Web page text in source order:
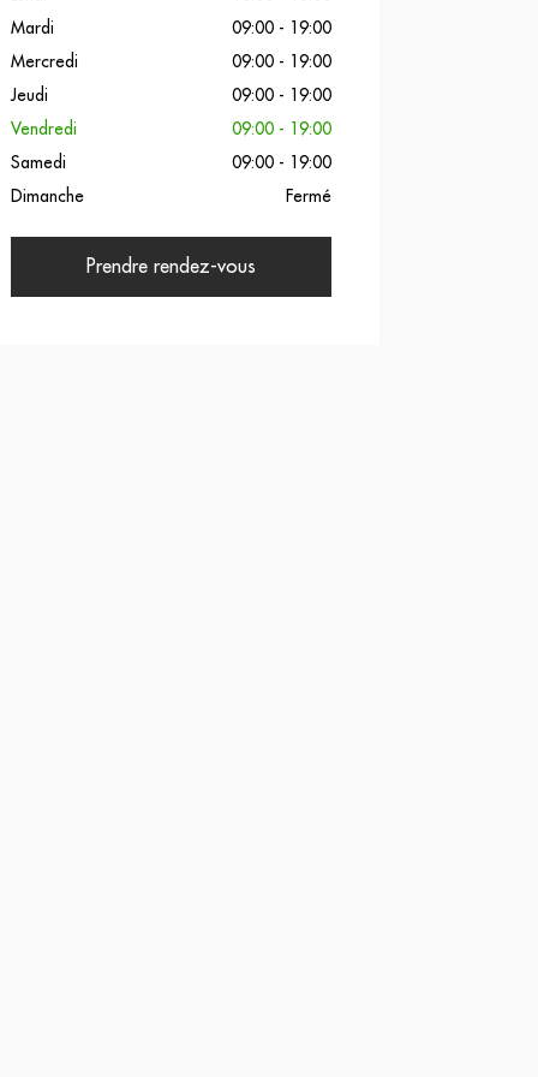
Mardi
09:00 - 19:00
Mercredi
09:00 - 19:00
Jeudi
09:00 - 19:00
Vendredi
09:00 - 19:00
Samedi
09:00 - 19:00
Dimanche
Fermé
Prendre rendez-vous